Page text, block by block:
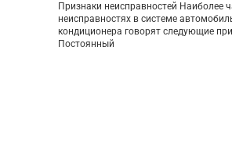
Признаки неисправностей Наиболее
неисправностях в системе
кондиционера говорят следующие
Постоянный